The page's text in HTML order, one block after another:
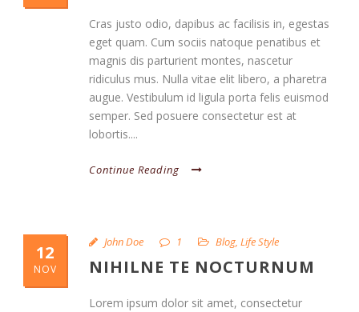
Cras justo odio, dapibus ac facilisis in, egestas
eget quam. Cum sociis natoque penatibus et
magnis dis parturient montes, nascetur
ridiculus mus. Nulla vitae elit libero, a pharetra
augue. Vestibulum id ligula porta felis euismod
semper. Sed posuere consectetur est at
lobortis....
Continue Reading
12
NOV
John Doe 1 Blog, Life Style
NIHILNE TE NOCTURNUM
Lorem ipsum dolor sit amet, consectetur